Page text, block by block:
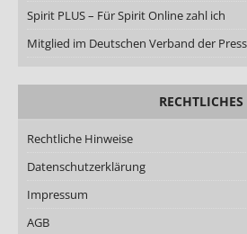
Spirit PLUS – Für Spirit Online zahl ich
Mitglied im Deutschen Verband der
RECHTLICHES
Rechtliche Hinweise
Datenschutzerklärung
Impressum
AGB